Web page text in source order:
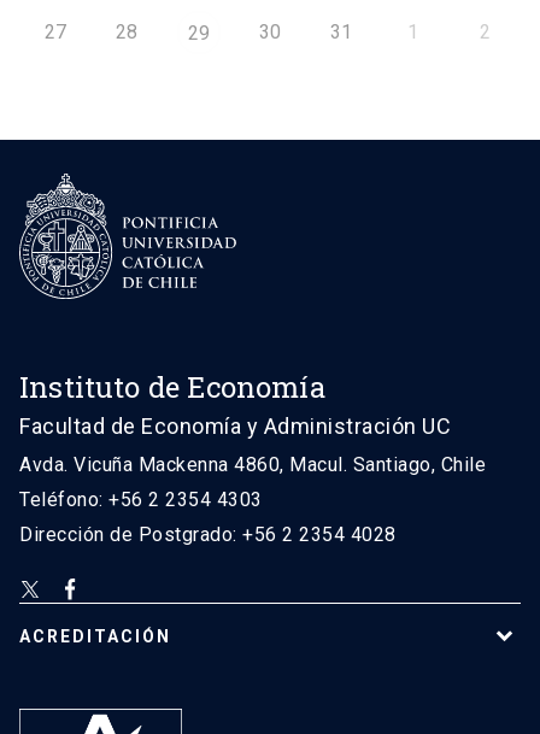
27 28 29 30 31 1 2
Instituto de Economía
Facultad de Economía y Administración UC
Avda. Vicuña Mackenna 4860, Macul. Santiago, Chile
Teléfono: +56 2 2354 4303
Dirección de Postgrado: +56 2 2354 4028
ACREDITACIÓN